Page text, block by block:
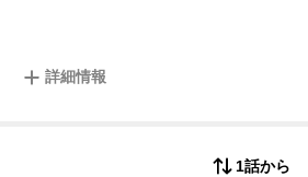
詳細情報
1話から